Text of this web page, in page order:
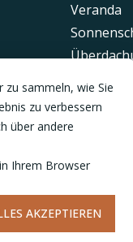
Veranda
Einzelne
sammeln, wie Sie
zu verbessern
über andere
Ihrem Browser
AKZEPTIEREN